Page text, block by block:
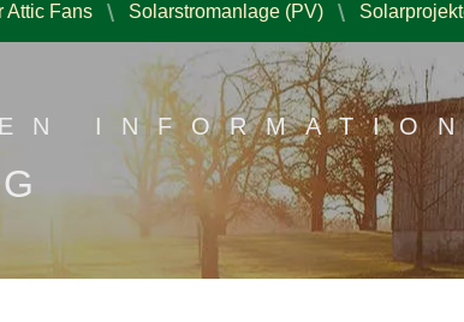
Attic Fans Solarstromanlage (PV)